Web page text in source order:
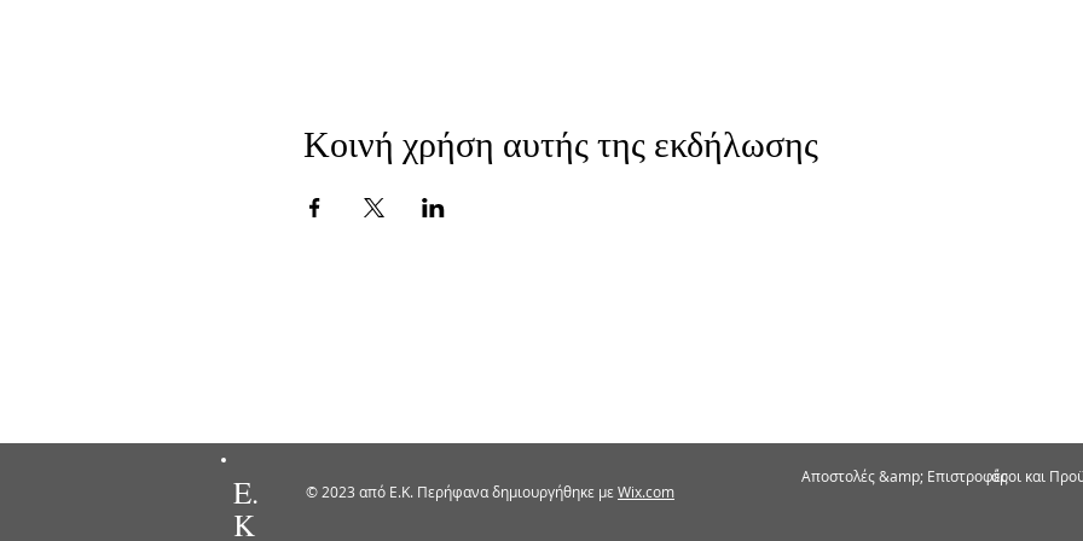
Κοινή χρήση αυτής της εκδήλωσης
Ε.
Κ
© 2023 από Ε.Κ. Περήφανα δημιουργήθηκε με Wix.com
Αποστολές &amp; Επιστροφέςόροι και